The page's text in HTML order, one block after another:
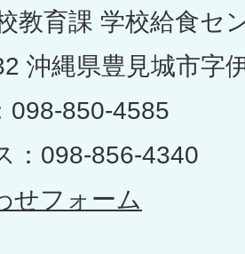
教育課 学校給食セ
沖縄県豊見城市字
098-850-4585
：098-856-4340
せフォーム